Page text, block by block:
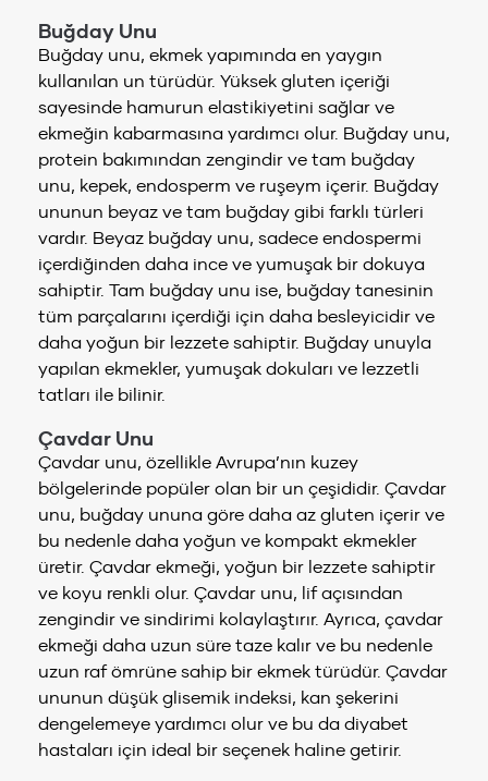
Buğday Unu
Buğday unu, ekmek yapımında en yaygın
kullanılan un türüdür. Yüksek gluten içeriği
sayesinde hamurun elastikiyetini sağlar ve
ekmeğin kabarmasına yardımcı olur. Buğday unu,
protein bakımından zengindir ve tam buğday
unu, kepek, endosperm ve ruşeym içerir. Buğday
ununun beyaz ve tam buğday gibi farklı türleri
vardır. Beyaz buğday unu, sadece endospermi
içerdiğinden daha ince ve yumuşak bir dokuya
sahiptir. Tam buğday unu ise, buğday tanesinin
tüm parçalarını içerdiği için daha besleyicidir ve
daha yoğun bir lezzete sahiptir. Buğday unuyla
yapılan ekmekler, yumuşak dokuları ve lezzetli
tatları ile bilinir.
Çavdar Unu
Çavdar unu, özellikle Avrupa’nın kuzey
bölgelerinde popüler olan bir un çeşididir. Çavdar
unu, buğday ununa göre daha az gluten içerir ve
bu nedenle daha yoğun ve kompakt ekmekler
üretir. Çavdar ekmeği, yoğun bir lezzete sahiptir
ve koyu renkli olur. Çavdar unu, lif açısından
zengindir ve sindirimi kolaylaştırır. Ayrıca, çavdar
ekmeği daha uzun süre taze kalır ve bu nedenle
uzun raf ömrüne sahip bir ekmek türüdür. Çavdar
ununun düşük glisemik indeksi, kan şekerini
dengelemeye yardımcı olur ve bu da diyabet
hastaları için ideal bir seçenek haline getirir.